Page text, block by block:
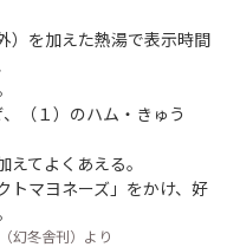
）を加えた熱湯で表示時間
（１）のハム・きゅう
えてよくあえる。
トマヨネーズ」をかけ、好
幻冬舎刊）より